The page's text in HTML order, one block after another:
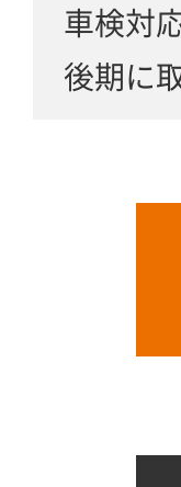
車検対
後期に